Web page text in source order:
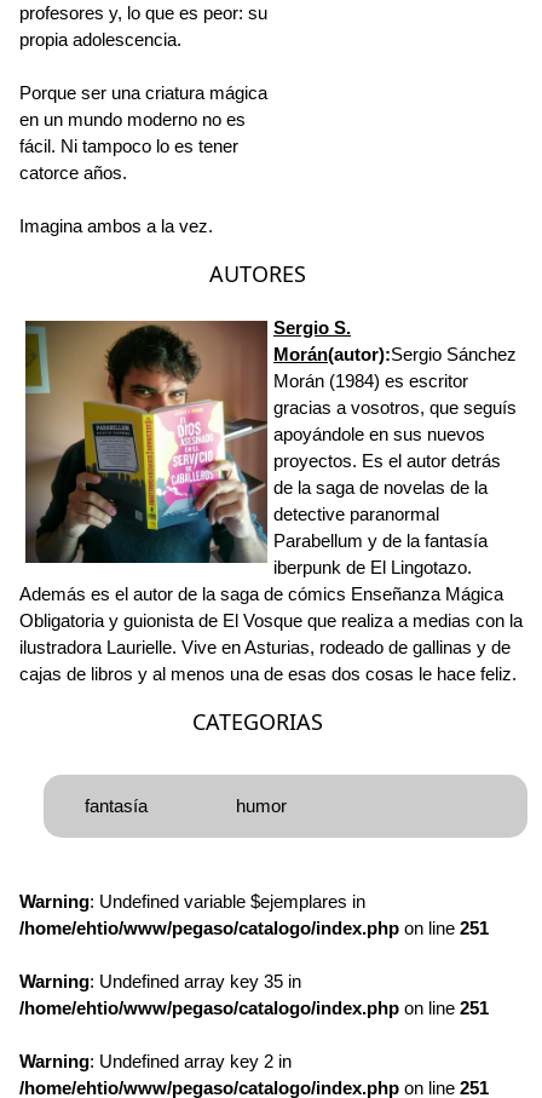
profesores y, lo que es peor: su
propia adolescencia.
Porque ser una criatura mágica
en un mundo moderno no es
fácil. Ni tampoco lo es tener
catorce años.
Imagina ambos a la vez.
AUTORES
Sergio S.
Morán(autor):Sergio Sánchez
Morán (1984) es escritor
gracias a vosotros, que seguís
apoyándole en sus nuevos
proyectos. Es el autor detrás
de la saga de novelas de la
detective paranormal
Parabellum y de la fantasía
iberpunk de El Lingotazo.
Además es el autor de la saga de cómics Enseñanza Mágica
Obligatoria y guionista de El Vosque que realiza a medias con la
ilustradora Laurielle. Vive en Asturias, rodeado de gallinas y de
cajas de libros y al menos una de esas dos cosas le hace feliz.
CATEGORIAS
fantasía humor
Warning: Undefined variable $ejemplares in
/home/ehtio/www/pegaso/catalogo/index.php on line 251
Warning: Undefined array key 35 in
/home/ehtio/www/pegaso/catalogo/index.php on line 251
Warning: Undefined array key 2 in
/home/ehtio/www/pegaso/catalogo/index.php on line 251